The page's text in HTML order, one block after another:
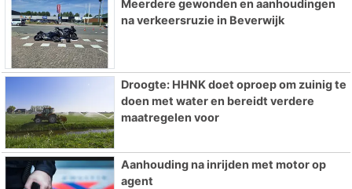
Meerdere gewonden en aanhoudingen
na verkeersruzie in Beverwijk
Droogte: HHNK doet oproep om zuinig te
doen met water en bereidt verdere
maatregelen voor
Aanhouding na inrijden met motor op
agent